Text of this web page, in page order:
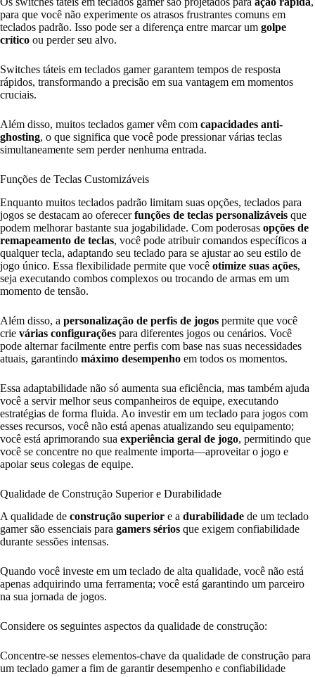
para que você não experimente os atrasos frustrantes comuns em
teclados padrão. Isso pode ser a diferença entre marcar um golpe
crítico ou perder seu alvo.
Switches táteis em teclados gamer garantem tempos de resposta
rápidos, transformando a precisão em sua vantagem em momentos
cruciais.
Além disso, muitos teclados gamer vêm com capacidades anti-
ghosting, o que significa que você pode pressionar várias teclas
simultaneamente sem perder nenhuma entrada.
Funções de Teclas Customizáveis
Enquanto muitos teclados padrão limitam suas opções, teclados para
jogos se destacam ao oferecerfunções de teclas personalizáveis que
podem melhorar bastante sua jogabilidade. Com poderosas opções de
remapeamento de teclas, você pode atribuir comandos específicos a
qualquer tecla, adaptando seu teclado para se ajustar ao seu estilo de
jogo único. Essa flexibilidade permite que você otimize suas ações,
seja executando combos complexos ou trocando de armas em um
momento de tensão.
Além disso, a personalização de perfis de jogos permite que você
crie várias configurações para diferentes jogos ou cenários. Você
pode alternar facilmente entre perfis com base nas suas necessidades
atuais, garantindo máximo desempenho em todos os momentos.
Essa adaptabilidade não só aumenta sua eficiência, mas também ajuda
você a servir melhor seus companheiros de equipe, executando
estratégias de forma fluida. Ao investir em um teclado para jogos com
esses recursos, você não está apenas atualizando seu equipamento;
você está aprimorando sua experiência geral de jogo, permitindo que
você se concentre no que realmente importa—aproveitar o jogo e
apoiar seus colegas de equipe.
Qualidade de Construção Superior e Durabilidade
A qualidade de construção superior e a durabilidade de um teclado
gamer são essenciais para gamers sérios que exigem confiabilidade
durante sessões intensas.
Quando você investe em um teclado de alta qualidade, você não está
apenas adquirindo uma ferramenta; você está garantindo um parceiro
na sua jornada de jogos.
Considere os seguintes aspectos da qualidade de construção:
Concentre-se nesses elementos-chave da qualidade de construção para
um teclado gamer a fim de garantir desempenho e confiabilidade